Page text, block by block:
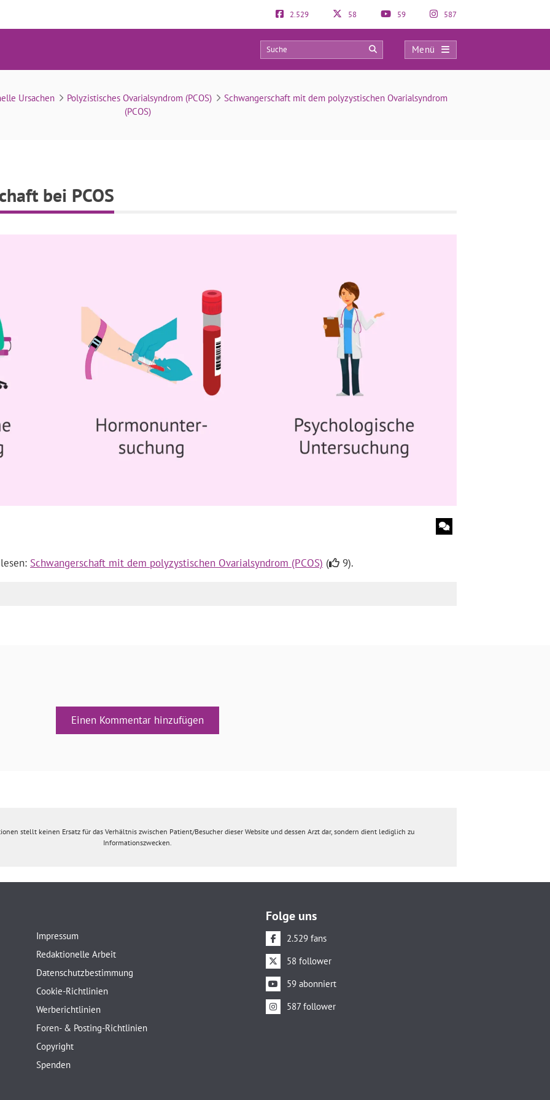
2.529 58 59 587
Menü
Natürliche Schwangerschaft bei PCOS
0 0
Ursachen Polyzistisches Ovarialsyndrom (PCOS)
Schwangerschaft mit dem polyzystischen Ovarialsyndrom
(PCOS)
bei PCOS
Schwangerschaft mit dem polyzystischen Ovarialsyndrom (PCOS) ( 9).
Einen Kommentar hinzufügen
stellt keinen Ersatz für das Verhältnis zwischen Patient/Besucher dieser Website und dessen Arzt dar, sondern dient lediglich zu
Informationszwecken.
Impressum
Redaktionelle Arbeit
Datenschutzbestimmung
Cookie-Richtlinien
Werberichtlinien
Foren- & Posting-Richtlinien
Copyright
Spenden
Folge uns
2.529 fans
58 follower
59 abonniert
587 follower